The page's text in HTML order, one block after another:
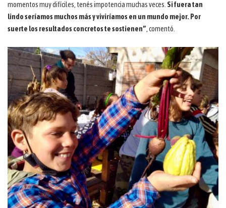
momentos muy difíciles, tenés impotencia muchas veces. Si fuera tan
lindo seríamos muchos más y viviríamos en un mundo mejor. Por
suerte los resultados concretos te sostienen”, comentó.